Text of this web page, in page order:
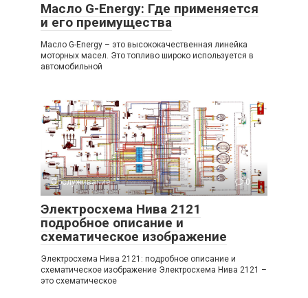
Масло G-Energy: Где применяется
и его преимущества
Масло G-Energy – это высококачественная линейка
моторных масел. Это топливо широко используется в
автомобильной
Обслуживание 0
Электросхема Нива 2121
подробное описание и
схематическое изображение
Электросхема Нива 2121: подробное описание и
схематическое изображение Электросхема Нива 2121 –
это схематическое